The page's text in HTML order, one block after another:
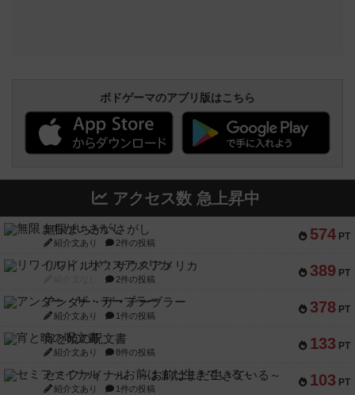
ボドゲーマのアプリ版はこちら
アクセス数 急上昇中
574 PT
無限まちがいさがし
紹介文あり 2件の投稿
389 PT
リワイルド：サウスアメリカ
2件の投稿
378 PT
アンダー・ザ・テーブラー
紹介文あり 1件の投稿
133 PT
宵と暁の呪文書
紹介文あり 8件の投稿
103 PT
セミファイナル ～お前はまだ生きている～
紹介文あり 1件の投稿